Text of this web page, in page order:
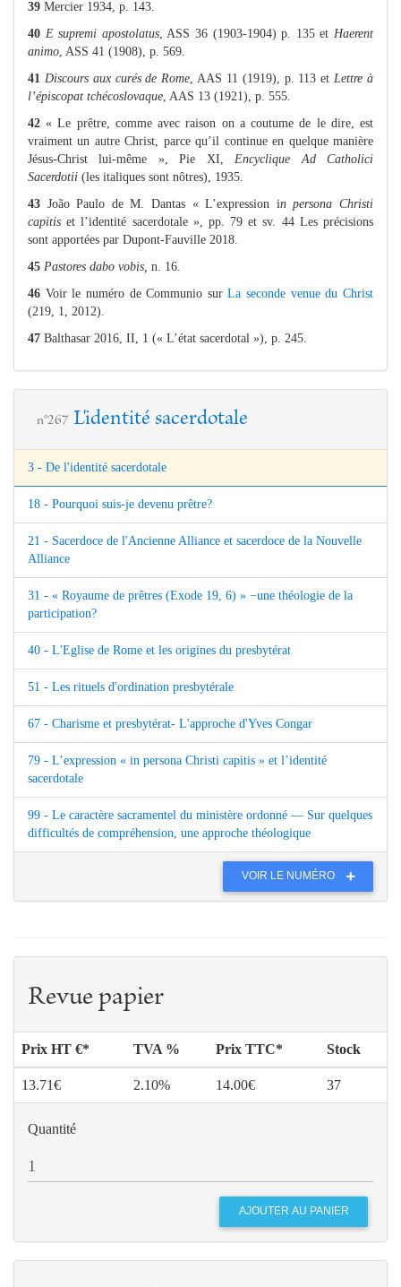
39 Mercier 1934, p. 143.
40 E supremi apostolatus, ASS 36 (1903-1904) p. 135 et Haerent
animo , ASS 41 (1908), p. 569.
41 Discours aux curés de Rome , AAS 11 (1919), p. 113 et Lettre à
l’épiscopat tchécoslovaque , AAS 13 (1921), p. 555.
42 « Le prêtre, comme avec raison on a coutume de le dire, est
vraiment un autre Christ, parce qu’il continue en quelque manière
Jésus-Christ lui-même », Pie XI,
Encyclique Ad Catholici
Sacerdotii (les italiques sont nôtres), 1935.
43 João Paulo de M. Dantas « L’expression in persona Christi
capitis et l’identité sacerdotale », pp. 79 et sv. 44 Les précisions
sont apportées par Dupont-Fauville 2018.
45 Pastores dabo vobis, n. 16.
46 Voir le numéro de Communio surLa seconde venue du Christ
(219, 1, 2012).
47 Balthasar 2016, II, 1 (« L’état sacerdotal »), p. 245.
n°267 L'identité sacerdotale
3 - De l'identité sacerdotale
18 - Pourquoi suis-je devenu prêtre?
21 - Sacerdoce de l'Ancienne Alliance et sacerdoce de la Nouvelle
Alliance
31 - « Royaume de prêtres (Exode 19, 6) » −une théologie de la
participation?
40 - L'Eglise de Rome et les origines du presbytérat
51 - Les rituels d'ordination presbytérale
67 - Charisme et presbytérat- L'approche d'Yves Congar
79 - L’expression « in persona Christi capitis » et l’identité
sacerdotale
99 - Le caractère sacramentel du ministère ordonné — Sur quelques
difficultés de compréhension, une approche théologique
VOIR LE NUMÉRO
Revue papier
Prix HT €* TVA % Prix TTC* Stock
13.71€ 2.10% 14.00€ 37
Quantité